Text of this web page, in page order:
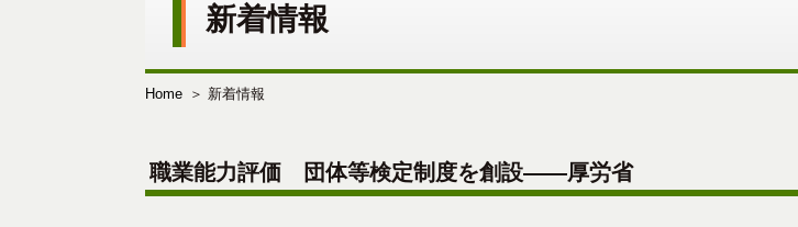
新着情報
Home 新着情報
職業能力評価 団体等検定制度を創設――厚労省